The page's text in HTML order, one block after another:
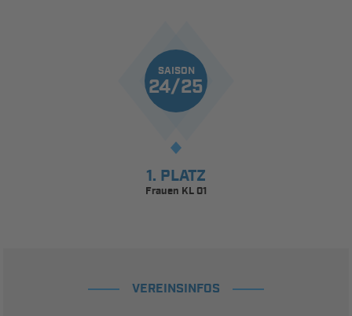
SAISON
24/25
1. PLATZ
Frauen KL 01
VEREINSINFOS